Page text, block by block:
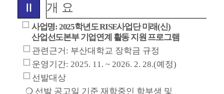
Ⅱ 개 요
사업명: 2025학년도RISE사업단 미래(신)
산업선도본부 기업연계 활동 지원 프로그램
관련근거 : 부산대학교 장학금 규정
운영기간: 2025. 11. ~ 2026. 2. 28.(예정)
선발대상
❍ 선발 공고일 기준 재학중인 학부생 및